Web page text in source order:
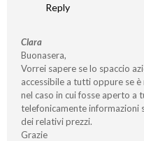
Reply
Clara
Buonasera,
Vorrei sapere se lo spaccio
accessibile a tutti oppure se
nel caso in cui fosse aperto a
telefonicamente informazioni
dei relativi prezzi.
Grazie